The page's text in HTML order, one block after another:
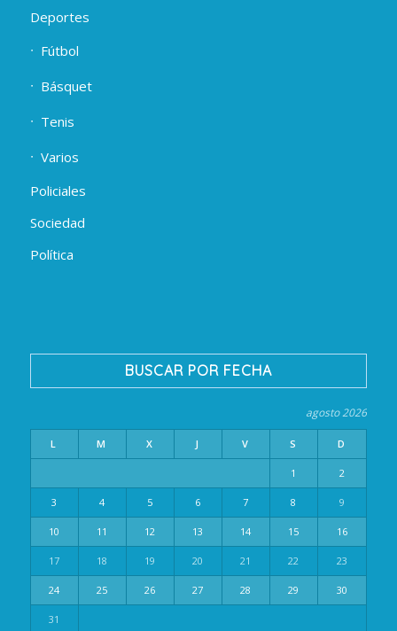
Deportes
Fútbol
Básquet
Tenis
Varios
Policiales
Sociedad
Política
BUSCAR POR FECHA
agosto 2026
L M X J V S D
1 2
3 4 5 6 7 8 9
10 11 12 13 14 15 16
17 18 19 20 21 22 23
24 25 26 27 28 29 30
31